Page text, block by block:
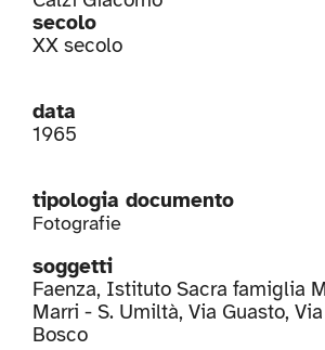
secolo
XX secolo
data
1965
tipologia documento
Fotografie
soggetti
Faenza, Istituto Sacra famiglia
Marri - S. Umiltà, Via Guasto,
Bosco